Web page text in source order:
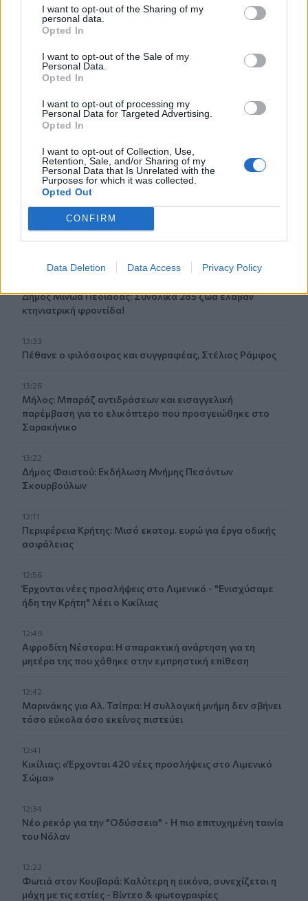
I want to opt-out of the Sharing of my
personal data.
Opted In
I want to opt-out of the Sale of my
Personal Data.
Opted In
I want to opt-out of processing my
Personal Data for Targeted Advertising.
Opted In
I want to opt-out of Collection, Use,
Retention, Sale, and/or Sharing of my
Personal Data that Is Unrelated with the
Purposes for which it was collected.
Opted Out
CONFIRM
Data Deletion Data Access Privacy Policy
ΣΤΕΊΛΕ ΤΗΝ ΕΊΔΗΣΗ
ΓΕΕΘΑ: Υπεγράφη το Κοινό Σχέδιο Δράσης Ελλάδας –
Κύπρου – Ιορδανίας για το 2026
Δήμος Μινώα Πεδιάδας: Συνολικά 285 ζώα έλαβαν
κτηνιατρική φροντίδα!
13:33
Πέθανε ο φιλόσοφος και συγγραφέας, Στέλιος Ράμφος
13:26
Μήλος: Μπαράζ αντιδράσεων και εισαγγελική
παρέμβαση για το ελικόπτερο που προσγειώθηκε στο
Σαρακήνικο
13:22
Δήμος Φαιστού: Εκδήλωση Μνήμης Πεσόντων
Σκουρβούλων
13:11
Περιφέρεια Κρήτης: Μισό εκατομ. ευρώ για έργα οδικής
ασφάλειας
12:56
Έρχονται νέες προσλήψεις στο Λιμενικό - "Ενισχύσαμε
ήδη την Κρήτη" λέει ο Κικίλιας
12:49
Αφροδίτη Νέστορα: Η σπαρακτική ανάρτηση για τη
μητέρα της που χάθηκε στην εμπρηστική επίθεση
12:42
Μαρινάκης για Αλ. Τσίπρα: Η συλλογική μνήμη δεν σβήνει
τόσο εύκολα όσο εκείνος πιστεύει
12:41
Κικίλιας: «Έρχονται 420 νέες προσλήψεις στο Λιμενικό
Σώμα»
12:34
Νέο ρεκόρ για την "Οδύσσεια" - Η πιο επιτυχημένη ταινία
του Νόλαν
12:22
Φωτιά στον Κουβαρά: Καλύτερη η εικόνα, συνεχίζεται η
μάχη με τις εστίες - Βίντεο & φωτογραφίες